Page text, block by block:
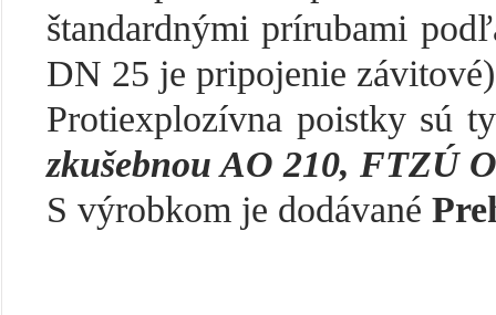
štandardnými prírubami
DN 25 je pripojenie
Protiexplozívna poistky sú
zkušebnou AO 210, FTZÚ
S výrobkom je dodávané